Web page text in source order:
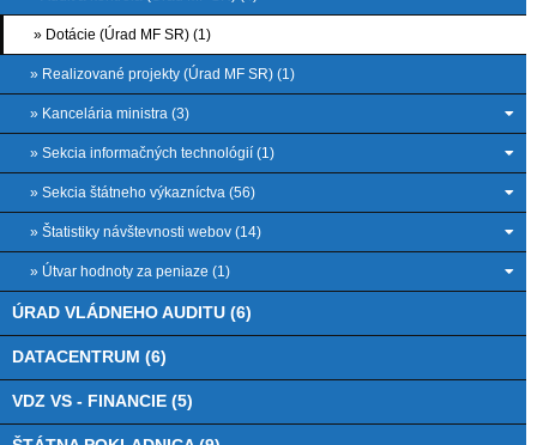
» Dotácie (Úrad MF SR) (1)
» Realizované projekty (Úrad MF SR) (1)
» Kancelária ministra (3)
» Sekcia informačných technológií (1)
» Sekcia štátneho výkazníctva (56)
» Štatistiky návštevnosti webov (14)
» Útvar hodnoty za peniaze (1)
ÚRAD VLÁDNEHO AUDITU (6)
DATACENTRUM (6)
VDZ VS - FINANCIE (5)